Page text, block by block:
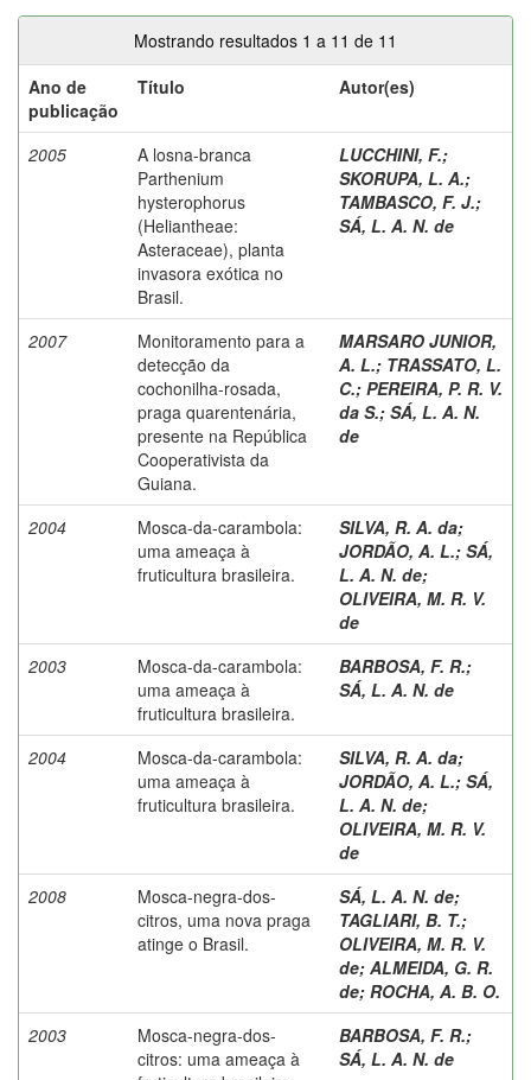
Mostrando resultados 1 a 11 de 11
Ano de
publicação
Título Autor(es)
2005
A losna-branca
Parthenium
hysterophorus
(Heliantheae:
Asteraceae), planta
invasora exótica no
Brasil.
LUCCHINI, F.;
SKORUPA, L. A.;
TAMBASCO, F. J.;
SÁ, L. A. N. de
2007
Monitoramento para a
detecção da
cochonilha-rosada,
praga quarentenária,
presente na República
Cooperativista da
Guiana.
MARSARO JUNIOR,
A. L.; TRASSATO, L.
C.; PEREIRA, P. R. V.
da S.; SÁ, L. A. N.
de
2004
Mosca-da-carambola:
uma ameaça à
fruticultura brasileira.
SILVA, R. A. da;
JORDÃO, A. L.; SÁ,
L. A. N. de;
OLIVEIRA, M. R. V.
de
2003
Mosca-da-carambola:
uma ameaça à
fruticultura brasileira.
BARBOSA, F. R.;
SÁ, L. A. N. de
2004
Mosca-da-carambola:
uma ameaça à
fruticultura brasileira.
SILVA, R. A. da;
JORDÃO, A. L.; SÁ,
L. A. N. de;
OLIVEIRA, M. R. V.
de
2008
Mosca-negra-dos-
citros, uma nova praga
atinge o Brasil.
SÁ, L. A. N. de;
TAGLIARI, B. T.;
OLIVEIRA, M. R. V.
de; ALMEIDA, G. R.
de; ROCHA, A. B. O.
2003
Mosca-negra-dos-
citros: uma ameaça à
BARBOSA, F. R.;
SÁ, L. A. N. de